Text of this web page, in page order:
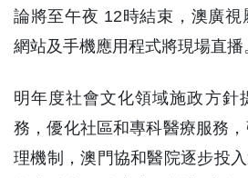
論將至午夜 12時結束，澳廣視
網站及手機應用程式將現場直播
明年度社會文化領域施政方針
務，優化社區和專科醫療服務
理機制，澳門協和醫院逐步投